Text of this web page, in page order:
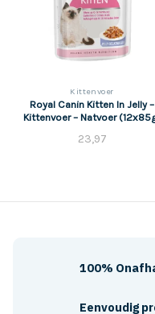
Kittenvoer
Royal Canin Kitten In Jelly –
Kittenvoer – Natvoer
23,97
100%
Eenvoudig